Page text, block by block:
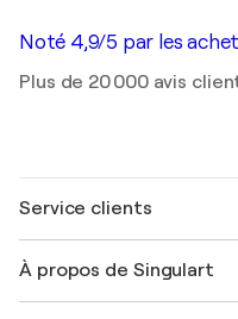
Noté 4,9/5 par les
Plus de 20 000 avis
Service clients
Expédition
À propos de Singulart